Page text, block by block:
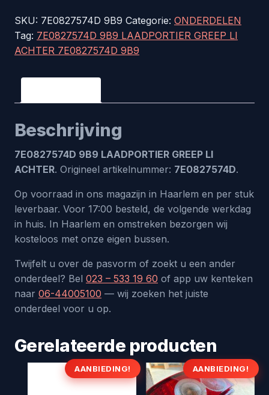
GREEP
LI
ACHTER
9B9
SKU: 7E0827574D 9B9 Categorie: ONDERDELEN
Tag: 7E0827574D 9B9 LAADPORTIER GREEP LI
ACHTER 7E0827574D 9B9
Beschrijving
7E0827574D 9B9 LAADPORTIER GREEP LI
ACHTER. Origineel artikelnummer: 7E0827574D.
Op voorraad in ons magazijn in Haarlem en per stuk
leverbaar. Voor 17:00 besteld, de volgende werkdag
in huis. In Haarlem en omstreken bezorgen wij
kosteloos met onze eigen bussen.
Twijfelt u over de pasvorm of zoekt u een ander
onderdeel? Bel 023 – 533 19 60 of app uw kenteken
naar 06-44005100 — wij zoeken het juiste
onderdeel voor u op.
Gerelateerde producten
AANBIEDING! AANBIEDING!